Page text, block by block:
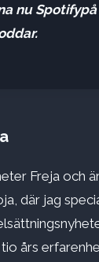
nu Spotifypå
Freja och
där jag
års